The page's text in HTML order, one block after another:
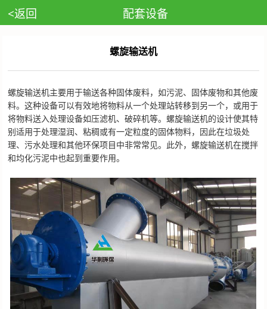
<返回 配套设备
螺旋输送机
螺旋输送机主要用于输送各种固体废料，如污泥、固体废物和其他废
料。这种设备可以有效地将物料从一个处理站转移到另一个，或用于
将物料送入处理设备如压滤机、破碎机等。螺旋输送机的设计使其特
别适用于处理湿润、粘稠或有一定粒度的固体物料，因此在垃圾处
理、污水处理和其他环保项目中非常常见。此外，螺旋输送机在搅拌
和均化污泥中也起到重要作用。